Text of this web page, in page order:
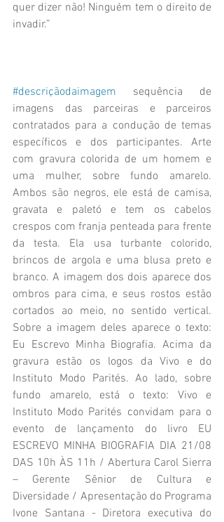
quer dizer não! Ninguém tem o direito de
invadir.”
#descriçãodaimagem sequência de
imagens das parceiras e parceiros
contratados para a condução de temas
específicos e dos participantes. Arte
com gravura colorida de um homem e
uma mulher, sobre fundo amarelo.
Ambos são negros, ele está de camisa,
gravata e paletó e tem os cabelos
crespos com franja penteada para frente
da testa. Ela usa turbante colorido,
brincos de argola e uma blusa preto e
branco. A imagem dos dois aparece dos
ombros para cima, e seus rostos estão
cortados ao meio, no sentido vertical.
Sobre a imagem deles aparece o texto:
Eu Escrevo Minha Biografia. Acima da
gravura estão os logos da Vivo e do
Instituto Modo Parités. Ao lado, sobre
fundo amarelo, está o texto: Vivo e
Instituto Modo Parités convidam para o
evento de lançamento do livro EU
ESCREVO MINHA BIOGRAFIA DIA 21/08
DAS 10h ÀS 11h / Abertura Carol Sierra
– Gerente Sênior de Cultura e
Diversidade / Apresentação do Programa
Ivone Santana - Diretora executiva do